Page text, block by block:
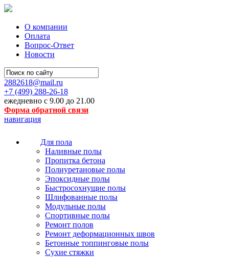
О компании
Оплата
Вопрос-Ответ
Новости
2882618@mail.ru
+7 (499) 288-26-18
ежедневно с 9.00 до 21.00
Форма обратной связи
навигация
Для пола
Наливные полы
Пропитка бетона
Полиуретановые полы
Эпоксидные полы
Быстросохнущие полы
Шлифованные полы
Модульные полы
Спортивные полы
Ремонт полов
Ремонт деформационных швов
Бетонные топпинговые полы
Сухие стяжки